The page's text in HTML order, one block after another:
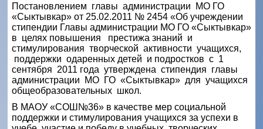
Постановлением главы администрации МО ГО
«Сыктывкар» от 25.02.2011 № 2454 «Об учреждении
стипендии Главы администрации МО ГО «Сыктывкар»
в целях повышения престижа знаний и
стимулирования творческой активности учащихся,
поддержки одаренных детей и подростков с 1
сентября 2011 года утверждена стипендия главы
администрации МО ГО «Сыктывкар» для учащихся
общеобразовательных школ.
В МАОУ «СОШ№36» в качестве мер социальной
поддержки и стимулирования учащихся за успехи в